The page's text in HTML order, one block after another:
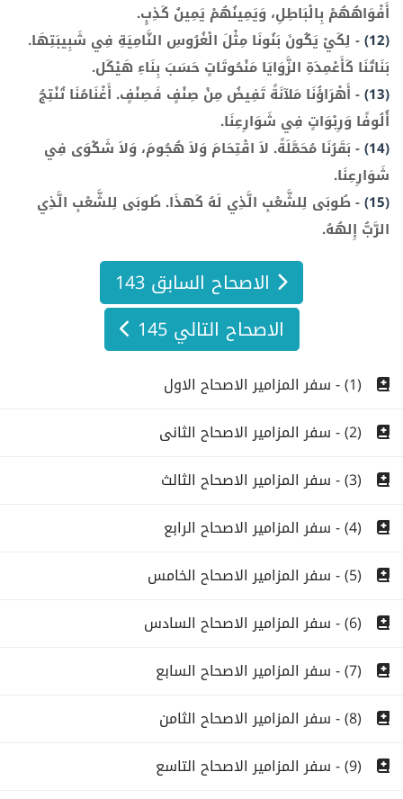
أَفْوَاهُهُمْ بِالْبَاطِلِ، وَيَمِينُهُمْ يَمِينُ كَذِبٍ.
(12)
- لِكَيْ يَكُونَ بَنُونَا مِثْلَ الْغُرُوسِ النَّامِيَةِ فِي شَبِيبَتِهَا.
بَنَاتُنَا كَأَعْمِدَةِ الزَّوَايَا مَنْحُوتَاتٍ حَسَبَ بِنَاءِ هَيْكَل.
(13)
- أَهْرَاؤُنَا مَلآنَةً تَفِيضُ مِنْ صِنْفٍ فَصِنْفٍ. أَغْنَامُنَا تُنْتِجُ
أُلُوفًا وَرِبْوَاتٍ فِي شَوَارِعِنَا.
(14)
- بَقَرُنَا مُحَمَّلَةً. لاَ اقْتِحَامَ وَلاَ هُجُومَ، وَلاَ شَكْوَى فِي
شَوَارِعِنَا.
(15)
-طُوبَى لِلشَّعْبِ الَّذِي لَهُ كَهذَا. طُوبَى لِلشَّعْبِ الَّذِي
الرَّبُّ إِلهُهُ.
الاصحاح السابق 143
الاصحاح التالي 145
(1) - سفر المزامير الاصحاح الاول
(2) - سفر المزامير الاصحاح الثانى
(3) - سفر المزامير الاصحاح الثالث
(4) - سفر المزامير الاصحاح الرابع
(5) - سفر المزامير الاصحاح الخامس
(6) - سفر المزامير الاصحاح السادس
(7) - سفر المزامير الاصحاح السابع
(8) - سفر المزامير الاصحاح الثامن
(9) - سفر المزامير الاصحاح التاسع